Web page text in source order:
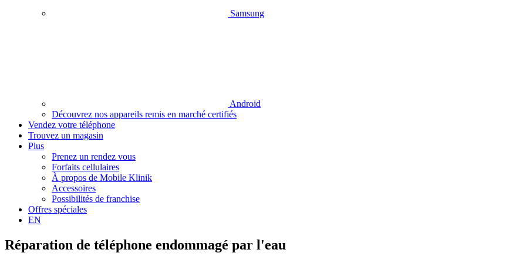
Samsung
Android
Découvrez nos appareils remis en marché certifiés
Vendez votre téléphone
Trouvez un magasin
Plus
Prenez un rendez vous
Forfaits cellulaires
À propos de Mobile Klinik
Accessoires
Possibilités de franchise
Offres spéciales
EN
Réparation de téléphone endommagé par l'eau